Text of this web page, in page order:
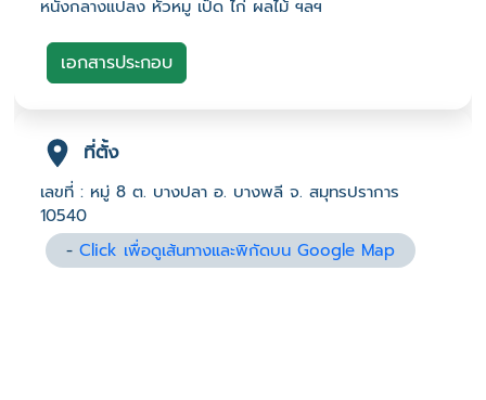
หนังกลางแปลง หัวหมู เป็ด ไก่ ผลไม้ ฯลฯ
เอกสารประกอบ
ที่ตั้ง
เลขที่ : หมู่ 8 ต. บางปลา อ. บางพลี จ. สมุทรปราการ
10540
-Click เพื่อดูเส้นทางและพิกัดบน Google Map